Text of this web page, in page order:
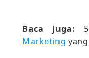
Baca juga: 5
Marketing